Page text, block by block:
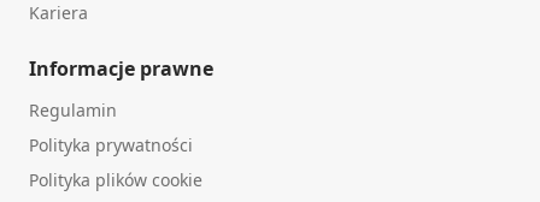
Kariera
Informacje prawne
Regulamin
Polityka prywatności
Polityka plików cookie